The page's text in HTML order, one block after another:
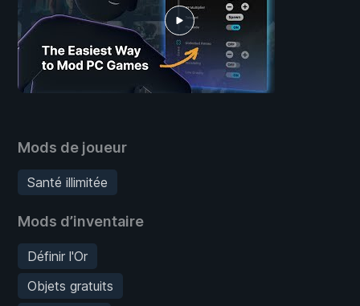
Mods de joueur
Santé illimitée
Mods d’inventaire
Définir l'Or
Objets gratuits